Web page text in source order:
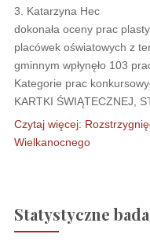
3. Katarzyna Hec
dokonała oceny prac
placówek oświatowych z
gminnym wpłynęło 103
Kategorie prac
KARTKI ŚWIĄTECZNEJ,
Czytaj więcej:
Wielkanocnego
Statystyczne